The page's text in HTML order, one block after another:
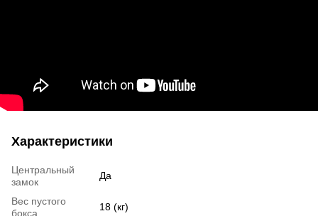
Характеристики
Центральный
замок
Да
Вес пустого
бокса
18 (кг)